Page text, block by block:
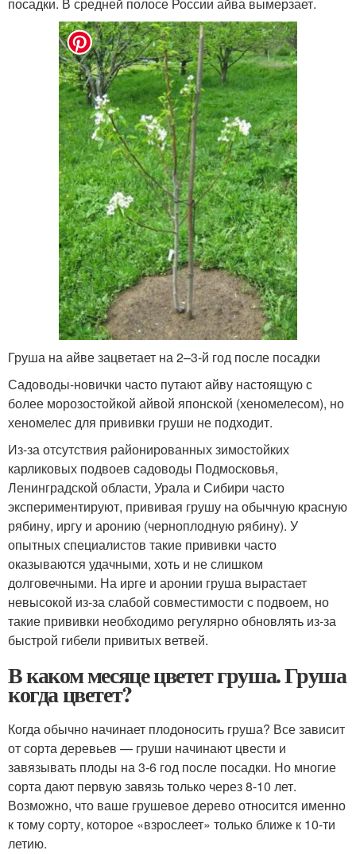
Груша на айве зацветает на 2–3-й год после посадки
Садоводы-новички часто путают айву настоящую с
более морозостойкой айвой японской (хеномелесом), но
хеномелес для прививки груши не подходит.
Из-за отсутствия районированных зимостойких
карликовых подвоев садоводы Подмосковья,
Ленинградской области, Урала и Сибири часто
экспериментируют, прививая грушу на обычную красную
рябину, иргу и аронию (черноплодную рябину). У
опытных специалистов такие прививки часто
оказываются удачными, хоть и не слишком
долговечными. На ирге и аронии груша вырастает
невысокой из-за слабой совместимости с подвоем, но
такие прививки необходимо регулярно обновлять из-за
быстрой гибели привитых ветвей.
В каком месяце цветет груша. Груша
когда цветет?
Когда обычно начинает плодоносить груша? Все зависит
от сорта деревьев — груши начинают цвести и
завязывать плоды на 3-6 год после посадки. Но многие
сорта дают первую завязь только через 8-10 лет.
Возможно, что ваше грушевое дерево относится именно
к тому сорту, которое «взрослеет» только ближе к 10-ти
летию.